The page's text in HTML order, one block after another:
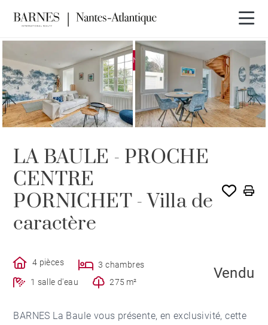
EXCLUSIVITÉ VENDU PAR BARNES
LA BAULE - PROCHE
CENTRE
PORNICHET - Villa de
caractère
4 pièces
3 chambres
1 salle d'eau
275 m²
Vendu
BARNES La Baule vous présente, en exclusivité, cette